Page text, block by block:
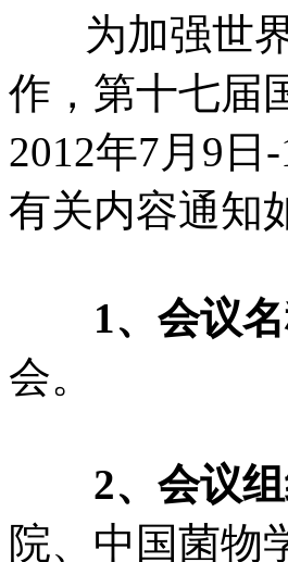
为加强世界
作，第十七届
2012年7月9
有关内容通知
1、会议
会。
2、会议
院、中国菌物